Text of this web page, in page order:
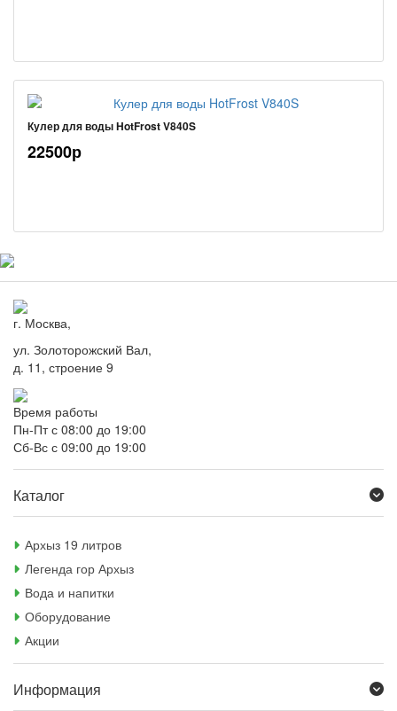
Кулер для воды HotFrost V840S
22500р
г. Москва,
ул. Золоторожский Вал,
д. 11, строение 9
Время работы
Пн-Пт с 08:00 до 19:00
Сб-Вс с 09:00 до 19:00
Каталог
Архыз 19 литров
Легенда гор Архыз
Вода и напитки
Оборудование
Акции
Информация